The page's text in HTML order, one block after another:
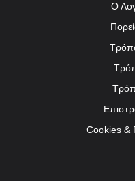
Ο
Cookies &